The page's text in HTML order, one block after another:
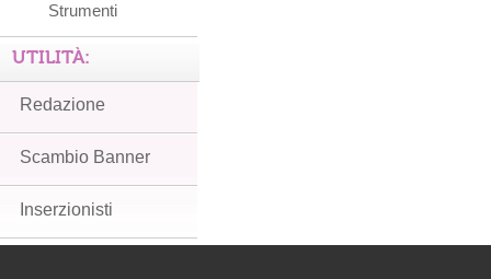
Strumenti
UTILITÀ:
Redazione
Scambio Banner
Inserzionisti